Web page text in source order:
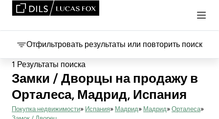
Отфильтровать результаты или повторить поиск
1 Результаты поиска
Замки / Дворцы на продажу в
Орталеса, Мадрид, Испания
Покупка недвижимости Испания Мадрид Мадрид
Орталеса